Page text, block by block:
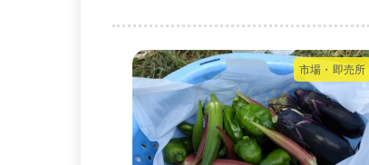
市場・即売所